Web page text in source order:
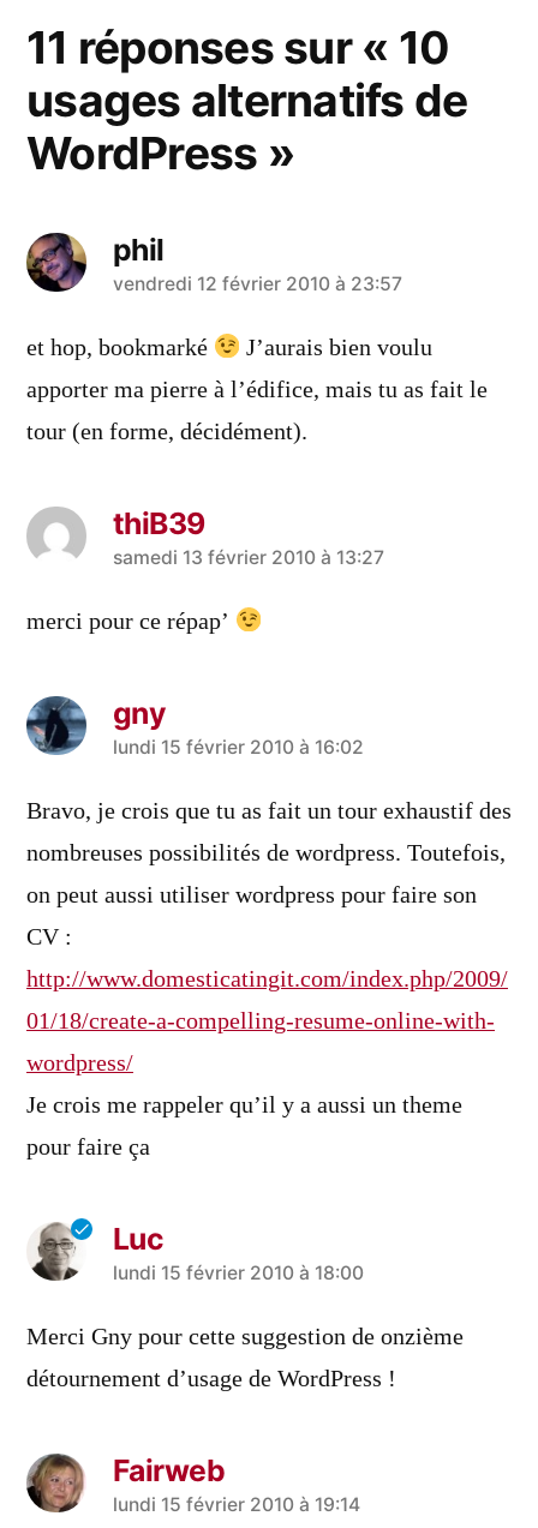
11 réponses sur « 10
usages alternatifs de
WordPress »
phil
a
dit :
vendredi 12 février 2010 à 23:57
et hop, bookmarké
J’aurais bien voulu
apporter ma pierre à l’édifice, mais tu as fait le
tour (en forme, décidément).
thiB39
a
dit :
samedi 13 février 2010 à 13:27
merci pour ce répap’
gny
a
dit :
lundi 15 février 2010 à 16:02
Bravo, je crois que tu as fait un tour exhaustif des
nombreuses possibilités de wordpress. Toutefois,
on peut aussi utiliser wordpress pour faire son
CV :
http://www.domesticatingit.com/index.php/2009/
01/18/create-a-compelling-resume-online-with-
wordpress/
Je crois me rappeler qu’il y a aussi un theme
pour faire ça
Luc
a
dit :
lundi 15 février 2010 à 18:00
Merci Gny pour cette suggestion de onzième
détournement d’usage de WordPress !
Fairweb
a
lundi 15 février 2010 à 19:14